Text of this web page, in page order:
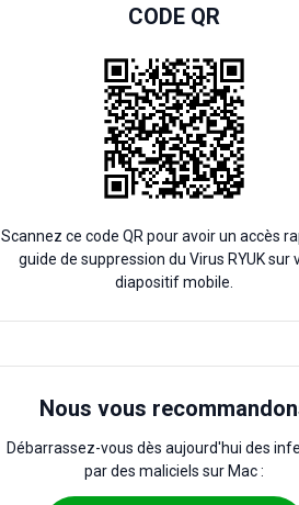
CODE QR
Scannez ce code QR pour avoir un accès
guide de suppression du Virus RYUK sur
diapositif mobile.
Nous vous
Débarrassez-vous dès aujourd'hui des
par des maliciels sur Mac :